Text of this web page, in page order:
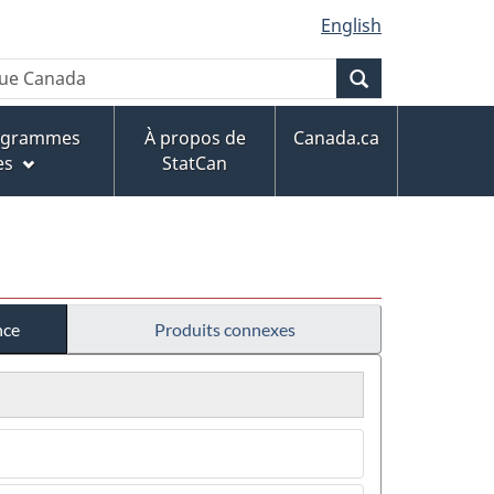
English
À propos de
StatCan
Canada.ca
Produits connexes